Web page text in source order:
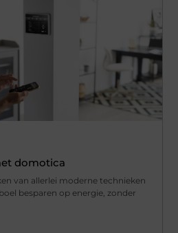
domotica
van allerlei moderne technieken
besparen op energie, zonder